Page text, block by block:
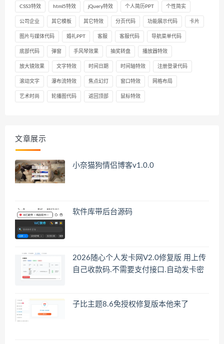
CSS3特效 html5特效 jQuery特效 个人简历PPT 个性简实
公司企业 其它模板 其它特效 分页代码 功能展示代码 卡片
图片与媒体代码 婚礼PPT 客服 客服代码 导航菜单代码
底部代码 弹窗 手风琴效果 抽奖转盘 播放器特效
放大镜效果 文字特效 时间日期 时间轴特效 注册登录代码
滚动文字 瀑布流特效 焦点幻灯 窗口特效 网格布局
艺术时尚 轮播图代码 返回顶部 鼠标特效
文章展示
小奈猫狗情侣博客v1.0.0
软件库带后台源码
2026随心个人发卡网V2.0修复版 用上传
自己收款码.不需要支付接口.自动发卡密
子比主题8.6免授权修复版本他来了